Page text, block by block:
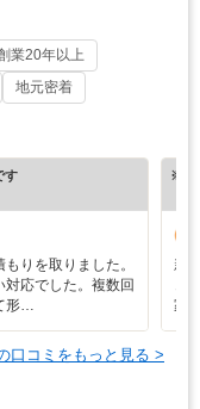
業20年以上
地元密着
す
りを取りました。
応でした。複数回
形…
※ホ
新
家
口コミをもっと見る >